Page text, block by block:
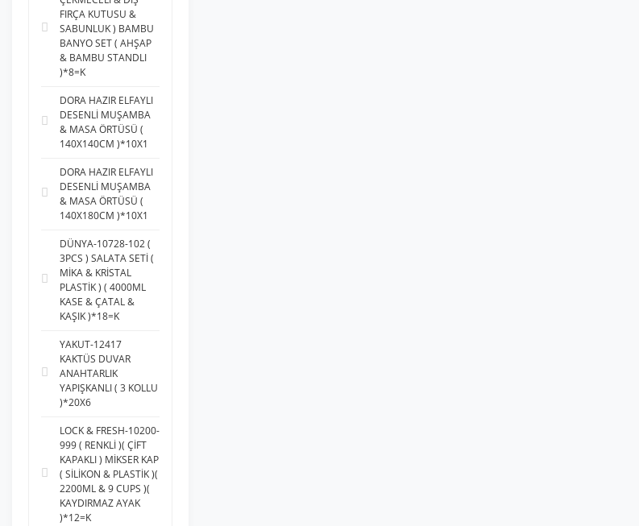
FIRÇA KUTUSU &
SABUNLUK ) BAMBU
BANYO SET ( AHŞAP
& BAMBU STANDLI
)*8=K
DORA HAZIR ELFAYLI
DESENLİ MUŞAMBA
& MASA ÖRTÜSÜ (
140X140CM )*10X1
DORA HAZIR ELFAYLI
DESENLİ MUŞAMBA
& MASA ÖRTÜSÜ (
140X180CM )*10X1
DÜNYA-10728-102 (
3PCS ) SALATA SETİ (
MİKA & KRİSTAL
PLASTİK ) ( 4000ML
KASE & ÇATAL &
KAŞIK )*18=K
YAKUT-12417
KAKTÜS DUVAR
ANAHTARLIK
YAPIŞKANLI ( 3 KOLLU
)*20X6
LOCK & FRESH-10200-
999 ( RENKLİ )( ÇİFT
KAPAKLI ) MİKSER KAP
( SİLİKON & PLASTİK )(
2200ML & 9 CUPS )(
KAYDIRMAZ AYAK
)*12=K